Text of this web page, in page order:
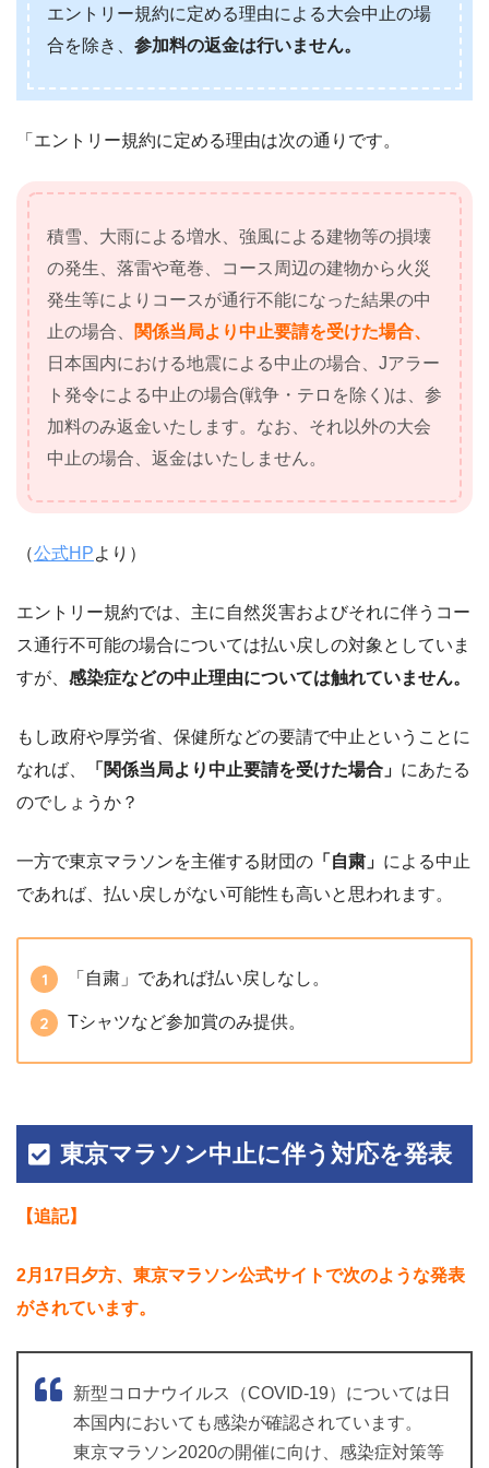
エントリー規約に定める理由による大会中止の場
合を除き、 参加料の返金は行いません。
「エントリー規約に定める理由は次の通りです。
積雪、大雨による増水、強風による建物等の損壊
の発生、落雷や竜巻、コース周辺の建物から火災
発生等によりコースが通行不能になった結果の中
止の場合、
関係当局より中止要請を受けた場合、
日本国内における地震による中止の場合、Jアラー
ト発令による中止の場合(戦争・テロを除く)は、参
加料のみ返金いたします。なお、それ以外の大会
中止の場合、返金はいたしません。
（公式HPより）
エントリー規約では、主に自然災害およびそれに伴うコー
ス通行不可能の場合については払い戻しの対象としていま
すが、 感染症などの中止理由については触れていません。
もし政府や厚労省、保健所などの要請で中止ということに
なれば、
「関係当局より中止要請を受けた場合」 にあたる
のでしょうか？
一方で東京マラソンを主催する財団の 「自粛」 による中止
であれば、払い戻しがない可能性も高いと思われます。
「自粛」であれば払い戻しなし。
Tシャツなど参加賞のみ提供。
東京マラソン中止に伴う対応を発表
【追記】
2月17日夕方、東京マラソン公式サイトで次のような発表
がされています。
新型コロナウイルス（COVID-19）については日
本国内においても感染が確認されています。
東京マラソン2020の開催に向け、感染症対策等